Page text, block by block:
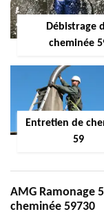
Débistrage
cheminée
Entretien de
59
AMG Ramonage
cheminée 59730